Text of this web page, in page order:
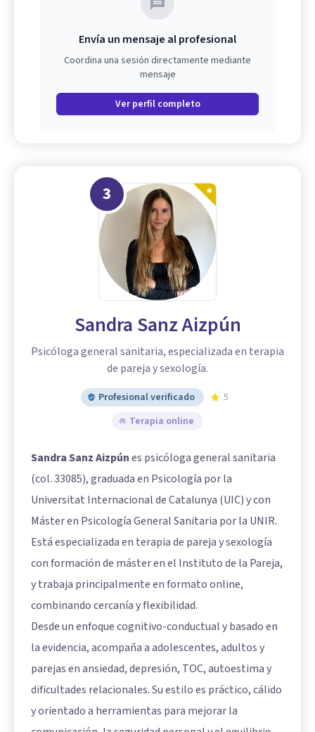
Envía un mensaje al profesional
Coordina una sesión directamente mediante
mensaje
Ver perfil completo
3
Sandra Sanz Aizpún
Psicóloga general sanitaria, especializada en terapia
de pareja y sexología.
Profesional verificado
5
Terapia online
Sandra Sanz Aizpúnes psicóloga general sanitaria
(col. 33085), graduada en Psicología por la
Universitat Internacional de Catalunya (UIC) y con
Máster en Psicología General Sanitaria por la UNIR.
Está especializada en terapia de pareja y sexología
con formación de máster en el Instituto de la Pareja,
y trabaja principalmente en formato online,
combinando cercanía y flexibilidad.
Desde un enfoque cognitivo-conductual y basado en
la evidencia, acompaña a adolescentes, adultos y
parejas en ansiedad, depresión, TOC, autoestima y
dificultades relacionales. Su estilo es práctico, cálido
y orientado a herramientas para mejorar la